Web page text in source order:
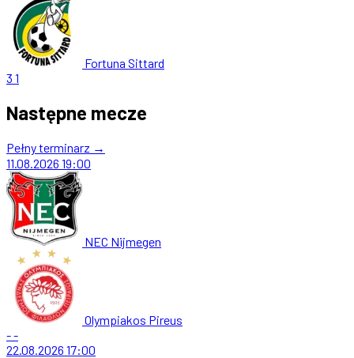
Fortuna Sittard
3 1
Następne mecze
Pełny terminarz →
11.08.2026 19:00
NEC Nijmegen
Olympiakos Pireus
--
22.08.2026 17:00